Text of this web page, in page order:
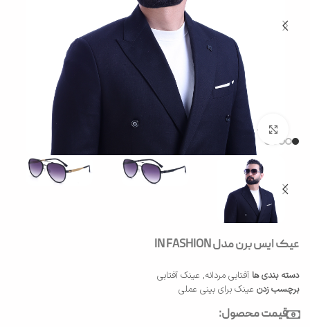
بزرگنمایی تصویر
عیک ایس برن مدل IN FASHION
دسته بندی ها آفتابی مردانه, عینک آفتابی
برچسب زدن عینک برای بینی عملی
قیمت محصول: